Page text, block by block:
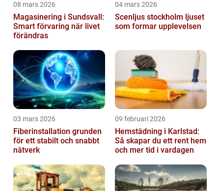
08 mars 2026
Magasinering i Sundsvall:
Smart förvaring när livet
förändras
04 mars 2026
Scenljus stockholm ljuset
som formar upplevelsen
03 mars 2026
Fiberinstallation grunden
för ett stabilt och snabbt
nätverk
09 februari 2026
Hemstädning i Karlstad:
Så skapar du ett rent hem
och mer tid i vardagen